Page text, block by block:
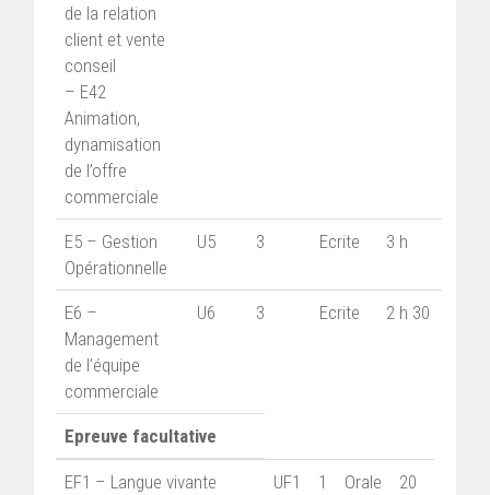
de la relation
client et vente
conseil
– E42
Animation,
dynamisation
de l’offre
commerciale
E5 – Gestion
Opérationnelle
U5 3 Ecrite 3 h
E6 –
Management
de l’équipe
commerciale
U6 3 Ecrite 2 h 30
Epreuve facultative
EF1 – Langue vivante
UF1 1 Orale
20